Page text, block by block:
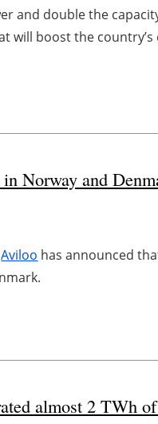
and double the
will boost the country’s
Norway and
Aviloo has announced
almost 2 TWh